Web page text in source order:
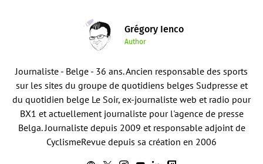
Grégory Ienco
Author
Journaliste - Belge - 36 ans. Ancien responsable des sports
sur les sites du groupe de quotidiens belges Sudpresse et
du quotidien belge Le Soir, ex-journaliste web et radio pour
BX1 et actuellement journaliste pour l'agence de presse
Belga. Journaliste depuis 2009 et responsable adjoint de
CyclismeRevue depuis sa création en 2006